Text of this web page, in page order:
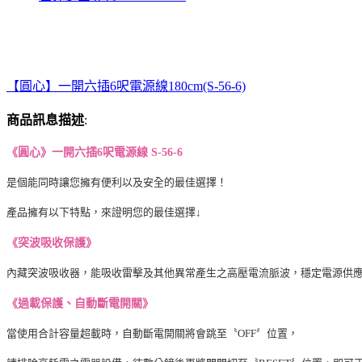
【圓心】一開六插6呎電源線180cm(S-56-6)
商品訊息描述:
《圓心》一開六插6呎電源線 S-56-6
是個能同時讓您擁有便利以及安全的最佳選擇！
產品擁有以下特點，來證明您的最佳選擇↓
《突波吸收保護》
內藏突波吸收器，能吸收雷擊及其他異常產生之高壓電流脈波，穩定電源供
《過載保護、自動斷電開關》
當使用合計容量超載時，自動斷電開關將會跳至〝OFF〞位置，